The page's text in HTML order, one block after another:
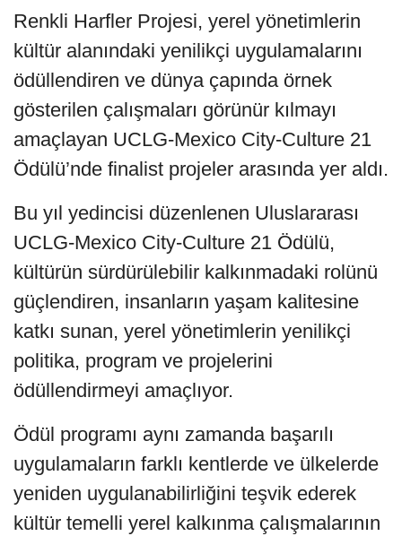
Renkli Harfler Projesi, yerel yönetimlerin
kültür alanındaki yenilikçi uygulamalarını
ödüllendiren ve dünya çapında örnek
gösterilen çalışmaları görünür kılmayı
amaçlayan UCLG-Mexico City-Culture 21
Ödülü’nde finalist projeler arasında yer aldı.
Bu yıl yedincisi düzenlenen Uluslararası
UCLG-Mexico City-Culture 21 Ödülü,
kültürün sürdürülebilir kalkınmadaki rolünü
güçlendiren, insanların yaşam kalitesine
katkı sunan, yerel yönetimlerin yenilikçi
politika, program ve projelerini
ödüllendirmeyi amaçlıyor.
Ödül programı aynı zamanda başarılı
uygulamaların farklı kentlerde ve ülkelerde
yeniden uygulanabilirliğini teşvik ederek
kültür temelli yerel kalkınma çalışmalarının